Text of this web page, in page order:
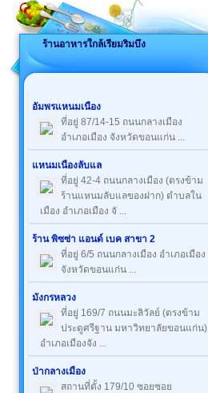
ร้านอาหารใกล้เรียมริมบึง
อัมพรแหนมเนือง
ที่อยู่ 87/14-15 ถนนกลางเมือง
อำเภอเมือง จังหวัดขอนแก่น ...
แหนมเนืองลับแล
ที่อยู่ 42-4 ถนนกลางเมือง (ตรงข้าม
ร้านแหนมลับแลของฝาก) ตำบลใน
เมือง อำเภอเมือง จั ...
ร้าน พิซซ่า แอนด์ เบค สาขา 2
ที่อยู่ 6/5 ถนนกลางเมือง อำเภอเมือง
จังหวัดขอนแก่น ...
มังกรหลวง
ที่อยู่ 169/7 ถนนมะลิวัลย์ (ตรงข้าม
ประตูศรีฐาน มหาวิทยาลัยขอนแก่น)
อำเภอเมืองจัง ...
ป่ากลางเมือง
สถานที่ตั้ง 179/10 ซอยซอย